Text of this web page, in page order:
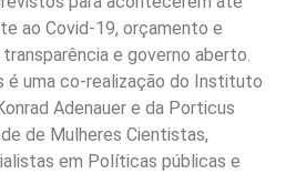
ao Covid-19, orçamento e
e governo aberto.
é uma co-realização do Instituto
Adenauer e da Porticus
de Mulheres Cientistas,
em Políticas públicas e